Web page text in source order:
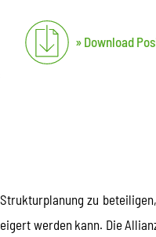
Download
zu
werden kann. Die